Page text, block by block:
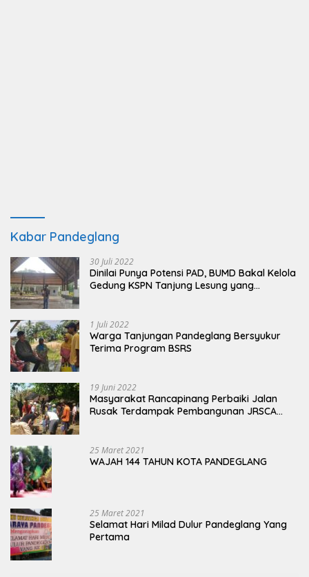
Kabar Pandeglang
30 Juli 2022
Dinilai Punya Potensi PAD, BUMD Bakal Kelola
Gedung KSPN Tanjung Lesung yang
1 Juli 2022
Warga Tanjungan Pandeglang Bersyukur
Terima Program BSRS
19 Juni 2022
Masyarakat Rancapinang Perbaiki Jalan
Rusak Terdampak Pembangunan JRSCA
25 Maret 2021
WAJAH 144 TAHUN KOTA PANDEGLANG
25 Maret 2021
Selamat Hari Milad Dulur Pandeglang Yang
Pertama